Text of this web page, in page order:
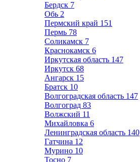
Бердск 7
Обь 2
Пермский край 151
Пермь 78
Соликамск 7
Краснокамск 6
Иркутская область 147
Иркутск 68
Ангарск 15
Братск 10
Волгоградская область 147
Волгоград 83
Волжский 11
Михайловка 6
Ленинградская область 140
Гатчина 12
Мурино 10
Тосно 7